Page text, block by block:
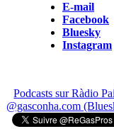
E-mail
Facebook
Bluesky
Instagram
Podcasts sur Ràdio
@gasconha.com